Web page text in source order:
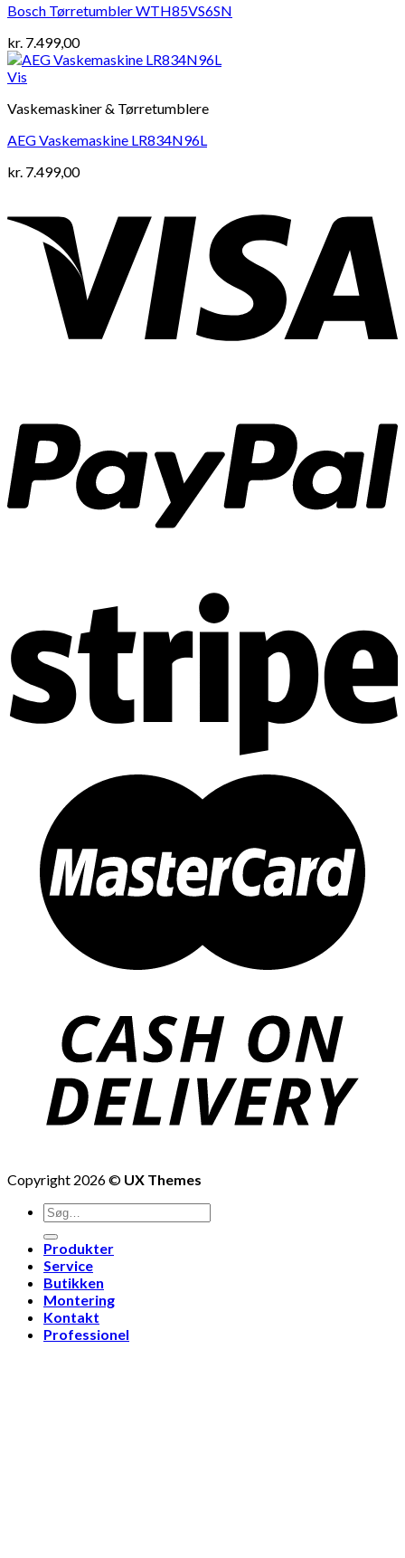
Bosch Tørretumbler WTH85VS6SN
kr. 7.499,00
Vis
Vaskemaskiner & Tørretumblere
AEG Vaskemaskine LR834N96L
kr. 7.499,00
Copyright 2026 © UX Themes
Produkter
Service
Butikken
Montering
Kontakt
Professionel